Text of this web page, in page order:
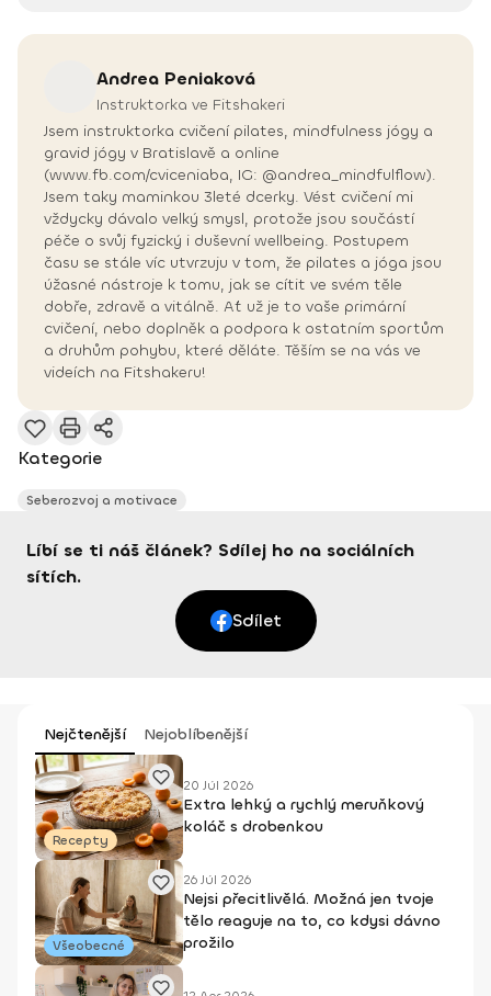
Andrea Peniaková
Instruktorka ve Fitshakeri
Jsem instruktorka cvičení pilates, mindfulness jógy a
gravid jógy v Bratislavě a online
(www.fb.com/cviceniaba, IG: @andrea_mindfulflow).
Jsem taky maminkou 3leté dcerky. Vést cvičení mi
vždycky dávalo velký smysl, protože jsou součástí
péče o svůj fyzický i duševní wellbeing. Postupem
času se stále víc utvrzuju v tom, že pilates a jóga jsou
úžasné nástroje k tomu, jak se cítit ve svém těle
dobře, zdravě a vitálně. Ať už je to vaše primární
cvičení, nebo doplněk a podpora k ostatním sportům
a druhům pohybu, které děláte. Těším se na vás ve
videích na Fitshakeru!
Kategorie
Seberozvoj a motivace
Líbí se ti náš článek? Sdílej ho na sociálních
sítích.
Sdílet
Nejčtenější Nejoblíbenější
Recepty
20 Júl 2026
Extra lehký a rychlý meruňkový
koláč s drobenkou
Všeobecné
26 Júl 2026
Nejsi přecitlivělá. Možná jen tvoje
tělo reaguje na to, co kdysi dávno
prožilo